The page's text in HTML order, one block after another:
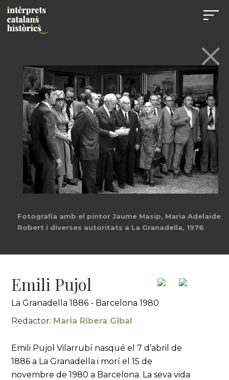
Fotografia amb el pintor Jaume Masip, Maria Adelaide
Robert i diverses autoritats a La Granadella, 1976
Emili Pujol
La Granadella 1886 - Barcelona 1980
Redactor: Maria Ribera Gibal
Emili Pujol Vilarrubí nasqué el 7 d’abril de
1886 a La Granadella i morí el 15 de
novembre de 1980 a Barcelona. La seva vida